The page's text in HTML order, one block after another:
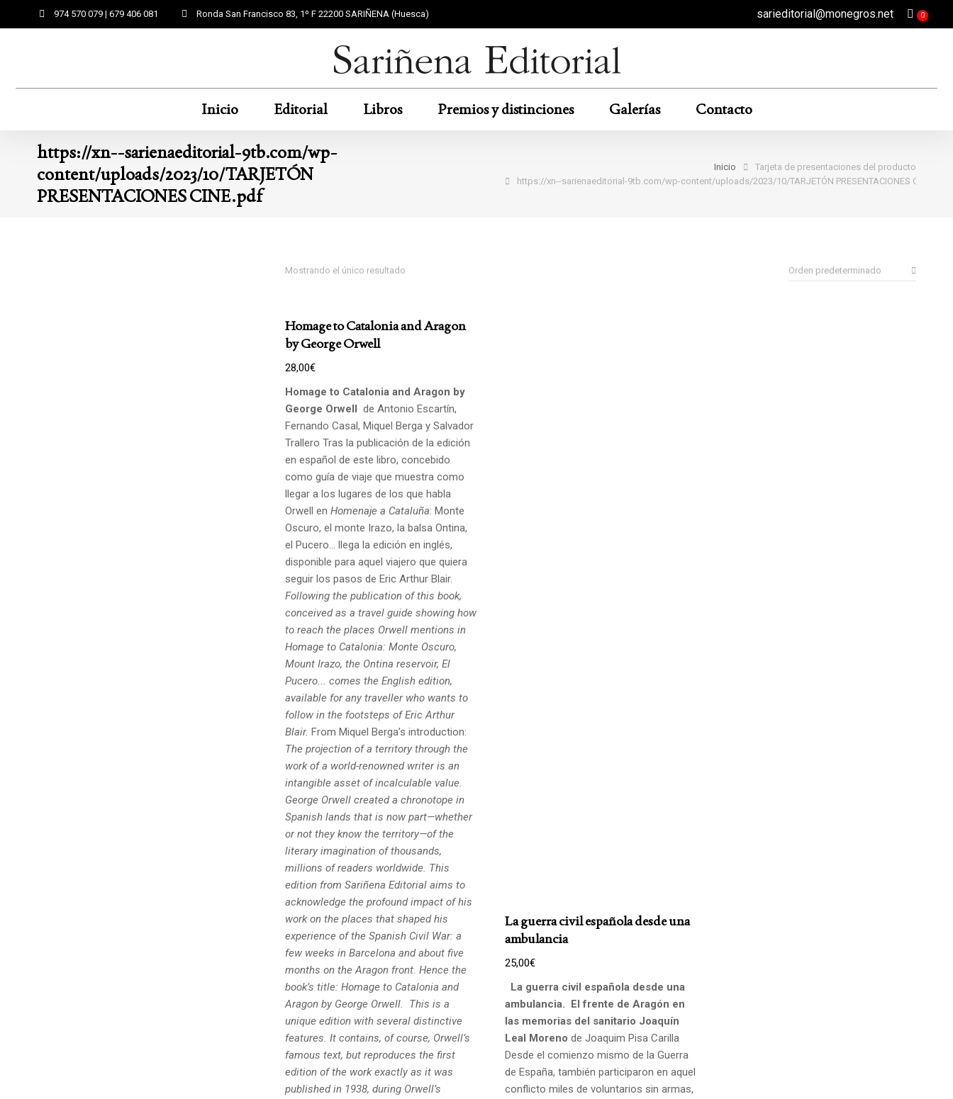
974 570 079 | 679 406 081 Ronda San Francisco 83, 1º F 22200 SARIÑENA (Huesca) sarieditorial@monegros.net
Inicio Editorial Libros Premios y distinciones Galerías Contacto
https://xn--sarienaeditorial-9tb.com/wp-
content/uploads/2023/10/TARJETÓN
PRESENTACIONES CINE.pdf
Inicio
Tarjeta de presentaciones del producto
https://xn--sarienaeditorial-9tb.com/wp-content/uploads/2023/10/TARJETÓN PRESENTACIONES CINE.pdf
Mostrando el único resultado
Homage to Catalonia and Aragon
by George Orwell
28,00€
Homage to Catalonia and Aragon by
George Orwell de Antonio Escartín,
Fernando Casal, Miquel Berga y Salvador
Trallero Tras la publicación de la edición
en español de este libro, concebido
como guía de viaje que muestra como
llegar a los lugares de los que habla
Orwell en Homenaje a Cataluña: Monte
Oscuro, el monte Irazo, la balsa Ontina,
el Pucero... llega la edición en inglés,
disponible para aquel viajero que quiera
seguir los pasos de Eric Arthur Blair.
Following the publication of this book,
conceived as a travel guide showing how
to reach the places Orwell mentions in
Homage to Catalonia: Monte Oscuro,
Mount Irazo, the Ontina reservoir, El
Pucero... comes the English edition,
available for any traveller who wants to
follow in the footsteps of Eric Arthur
Blair. From Miquel Berga’s introduction:
The projection of a territory through the
work of a world-renowned writer is an
intangible asset of incalculable value.
George Orwell created a chronotope in
Spanish lands that is now part—whether
or not they know the territory—of the
literary imagination of thousands,
millions of readers worldwide. This
edition from Sariñena Editorial aims to
acknowledge the profound impact of his
work on the places that shaped his
experience of the Spanish Civil War: a
few weeks in Barcelona and about five
months on the Aragon front. Hence the
book’s title: Homage to Catalonia and
Aragon by George Orwell.
This is a
unique edition with several distinctive
features. It contains, of course, Orwell’s
famous text, but reproduces the first
edition of the work exactly as it was
published in 1938, during Orwell’s
La guerra civil española desde una
ambulancia
25,00€
La guerra civil española desde una
ambulancia. El frente de Aragón en
las memorias del sanitario Joaquín
Leal Moreno de Joaquim Pisa Carilla
Desde el comienzo mismo de la Guerra
de España, también participaron en aquel
conflicto miles de voluntarios sin armas,